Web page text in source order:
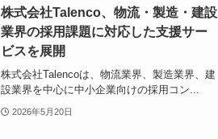
株式会社Talenco、物流・製造・建設
業界の採用課題に対応した支援サー
ビスを展開
株式会社Talencoは、物流業界、製造業界、建
設業界を中心に中小企業向けの採用コン...
2026年5月20日